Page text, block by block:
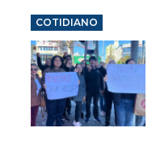
COTIDIANO